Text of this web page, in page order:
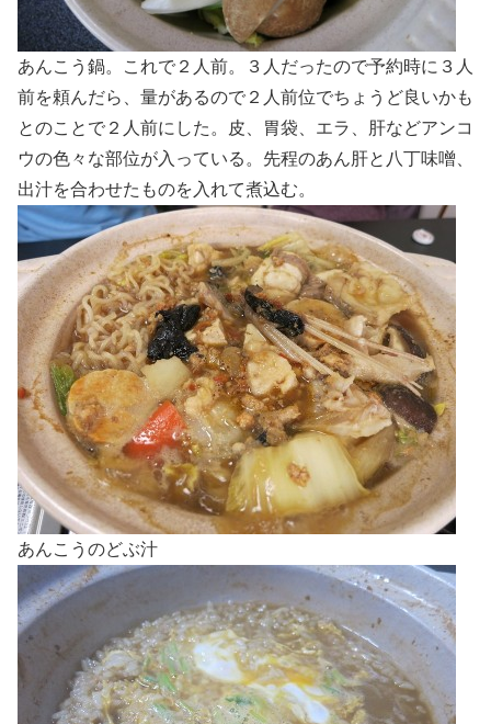
あんこう鍋。これで２人前。３人だったので予約時に３人
前を頼んだら、量があるので２人前位でちょうど良いかも
とのことで２人前にした。皮、胃袋、エラ、肝などアンコ
ウの色々な部位が入っている。先程のあん肝と八丁味噌、
出汁を合わせたものを入れて煮込む。
あんこうのどぶ汁